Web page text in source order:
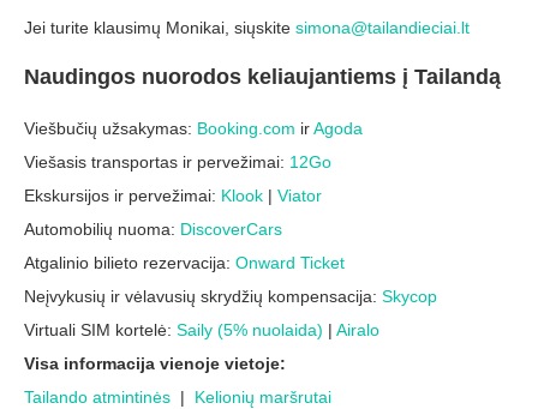
Jei turite klausimų Monikai, siųskite simona@tailandieciai.lt
Naudingos nuorodos keliaujantiems į Tailandą
Viešbučių užsakymas: Booking.com irAgoda
Viešasis transportas ir pervežimai: 12Go
Ekskursijos ir pervežimai: Klook | Viator
Automobilių nuoma: DiscoverCars
Atgalinio bilieto rezervacija: Onward Ticket
Neįvykusių ir vėlavusių skrydžių kompensacija: Skycop
Virtuali SIM kortelė: Saily (5% nuolaida) | Airalo
Visa informacija vienoje vietoje:
Tailando atmintinės | Kelionių maršrutai